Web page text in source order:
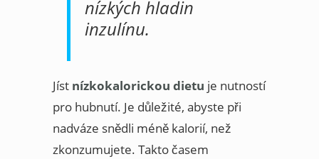
nízkých hladin
inzulínu.
Jíst nízkokalorickou dietu je nutností
pro hubnutí. Je důležité, abyste při
nadváze snědli méně kalorií, než
zkonzumujete. Takto časem